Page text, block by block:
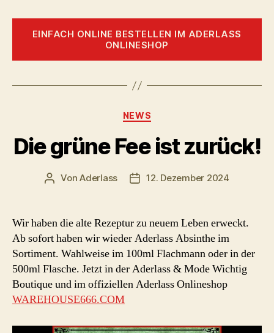
EINFACH ONLINE BESTELLEN IM ADERLASS
ONLINESHOP
Kategorien
NEWS
Die grüne Fee ist zurück!
Beitragsautor
VonAderlass Beitragsdatum
12. Dezember 2024
Wir haben die alte Rezeptur zu neuem Leben erweckt.
Ab sofort haben wir wieder Aderlass Absinthe im
Sortiment. Wahlweise im 100ml Flachmann oder in der
500ml Flasche. Jetzt in der Aderlass & Mode Wichtig
Boutique und im offiziellen Aderlass Onlineshop
WAREHOUSE666.COM